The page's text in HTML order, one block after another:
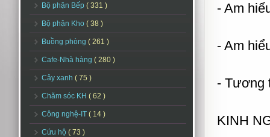
Bộ phận Bếp ( 331 )
Bộ phận Kho ( 38 )
Buồng phòng ( 261 )
Cafe-Nhà hàng ( 280 )
Cây xanh ( 75 )
Chăm sóc KH ( 62 )
Công nghệ-IT ( 14 )
Cứu hộ ( 73 )
- Am
- Am
- Tương
KINH